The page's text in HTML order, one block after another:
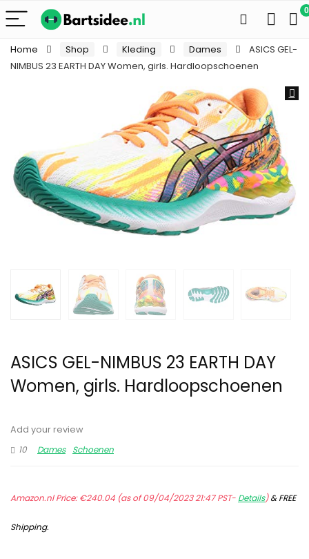
0
Home Shop Kleding Dames
ASICS GEL-
NIMBUS 23 EARTH DAY Women, girls. Hardloopschoenen
ASICS GEL-NIMBUS 23 EARTH DAY
Women, girls. Hardloopschoenen
Add your review
10
Dames Schoenen
Amazon.nl Price:€240.04 (as of 09/04/2023 21:47 PST- Details)&FREE
Shipping.